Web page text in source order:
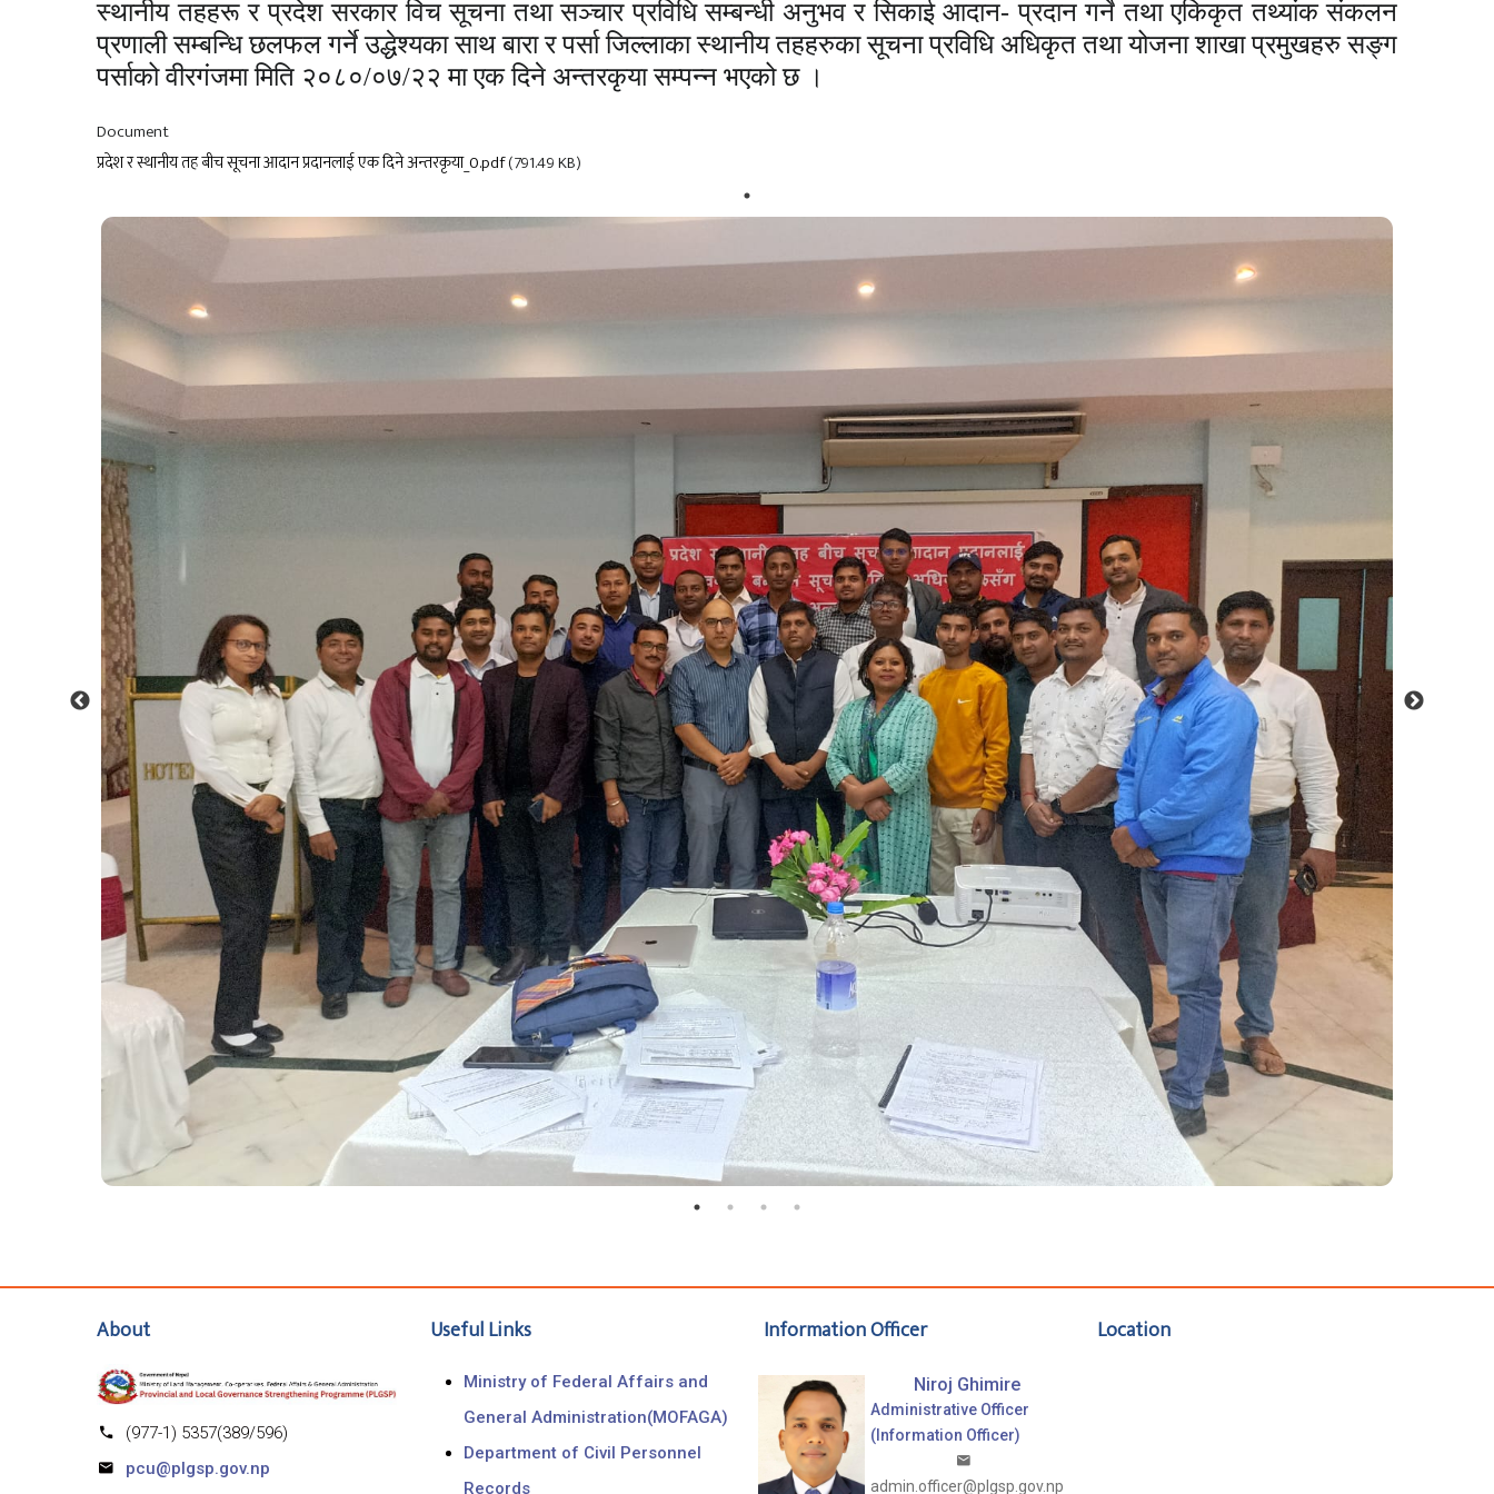
स्थानीय तहहरू र प्रदेश सरकार विच सूचना तथा सञ्चार प्रविधि सम्बन्धी अनुभव र सिकाई आदान- प्रदान गर्ने तथा एकिकृत तथ्यांक संकलन
प्रणाली सम्बन्धि छलफल गर्ने उद्धेश्यका साथ बारा र पर्सा जिल्लाका स्थानीय तहहरुका सूचना प्रविधि अधिकृत तथा योजना शाखा प्रमुखहरु सङ्ग
पर्साको वीरगंजमा मिति २०८०/०७/२२ मा एक दिने अन्तरकृया सम्पन्न भएको छ ।
Document
प्रदेश र स्थानीय तह बीच सूचना आदान प्रदानलाई एक दिने अन्तरकृया_0.pdf(791.49 KB)
About
(977-1) 5357(389/596)
pcu@plgsp.gov.np
Useful Links
Ministry of Federal Affairs and
General Administration(MOFAGA)
Department of Civil Personnel
Records
Information Officer
Niroj Ghimire
Administrative Officer
(Information Officer)
admin.officer@plgsp.gov.np
Location